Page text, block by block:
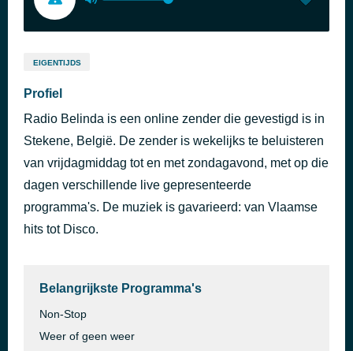
EIGENTIJDS
Profiel
Radio Belinda is een online zender die gevestigd is in
Stekene, België. De zender is wekelijks te beluisteren
van vrijdagmiddag tot en met zondagavond, met op die
dagen verschillende live gepresenteerde
programma's. De muziek is gavarieerd: van Vlaamse
hits tot Disco.
Belangrijkste Programma's
Non-Stop
Weer of geen weer